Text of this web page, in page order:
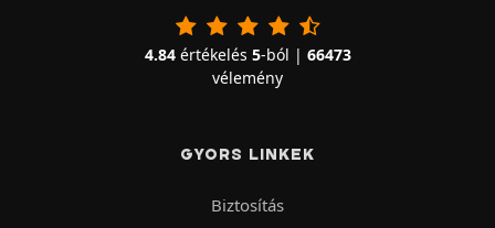
4.84értékelés 5-ból | 66473
vélemény
GYORS LINKEK
Biztosítás